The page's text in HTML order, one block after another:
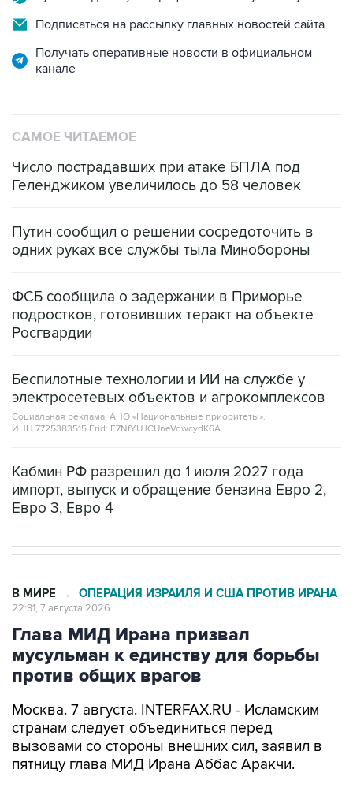
Подписаться на рассылку главных новостей сайта
Получать оперативные новости в официальном
канале
САМОЕ ЧИТАЕМОЕ
Число пострадавших при атаке БПЛА под
Геленджиком увеличилось до 58 человек
Путин сообщил о решении сосредоточить в
одних руках все службы тыла Минобороны
ФСБ сообщила о задержании в Приморье
подростков, готовивших теракт на объекте
Росгвардии
Беспилотные технологии и ИИ на службе у
электросетевых объектов и агрокомплексов
Социальная реклама, АНО «Национальные приоритеты».
ИНН 7725383515 Erid: F7NfYUJCUneVdwcydK6A
Кабмин РФ разрешил до 1 июля 2027 года
импорт, выпуск и обращение бензина Евро 2,
Евро 3, Евро 4
В МИРЕ → ОПЕРАЦИЯ ИЗРАИЛЯ И США ПРОТИВ ИРАНА
22:31, 7 августа 2026
Глава МИД Ирана призвал
мусульман к единству для борьбы
против общих врагов
Москва. 7 августа. INTERFAX.RU - Исламским
странам следует объединиться перед
вызовами со стороны внешних сил, заявил в
пятницу глава МИД Ирана Аббас Аракчи.